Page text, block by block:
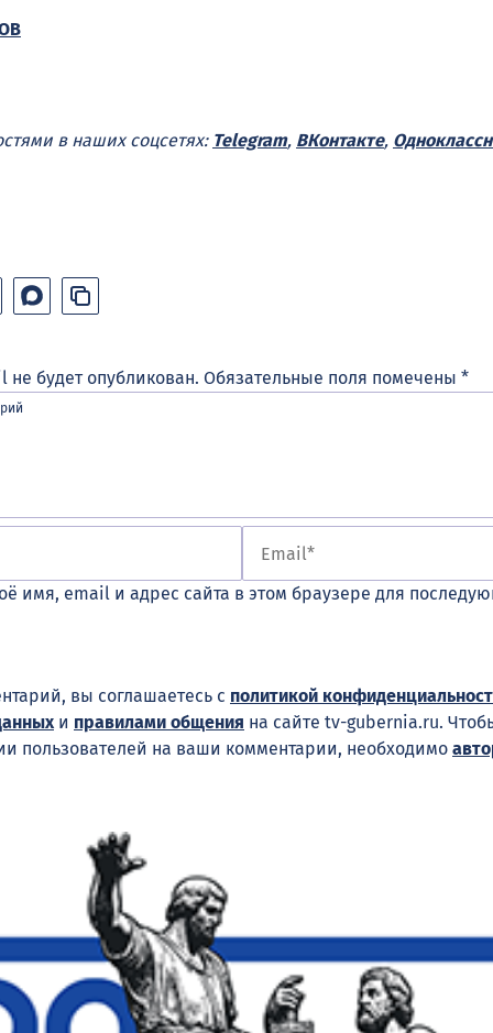
в наших соцсетях: Telegram, ВКонтакте,
будет опубликован. Обязательные поля помечены *
имя, email и адрес сайта в этом браузере для
вы соглашаетесь с политикой
и правилами общения на сайте tv-gubernia.ru.
пользователей на ваши комментарии, необходимо